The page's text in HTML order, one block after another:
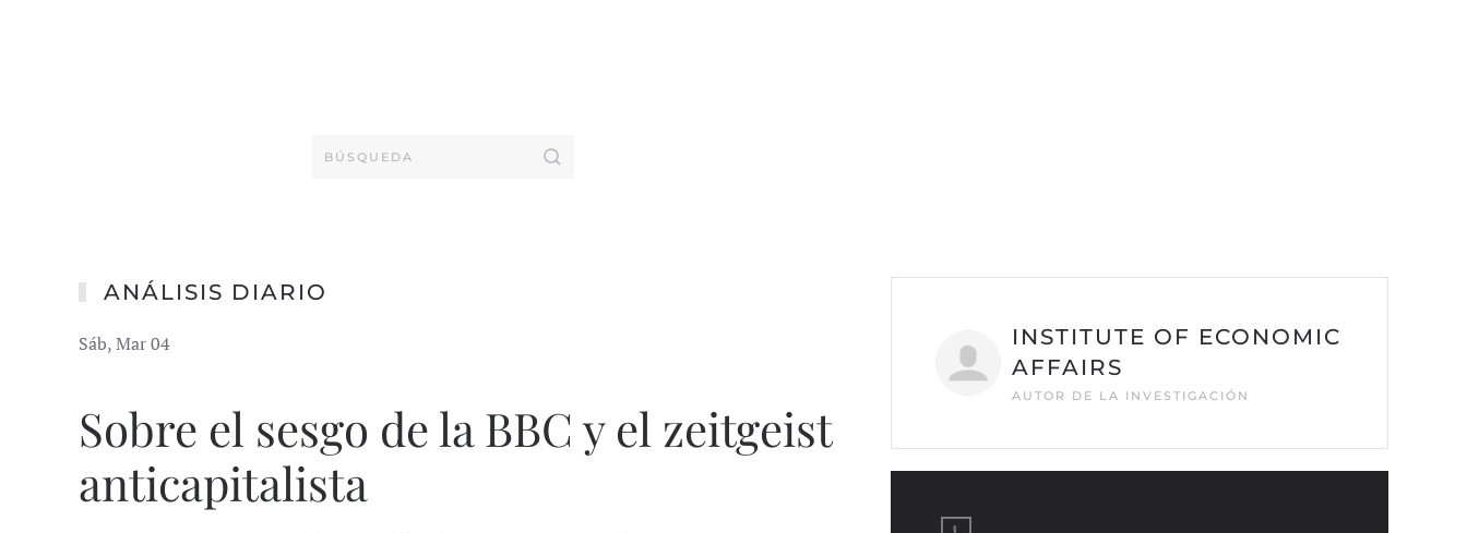
ANÁLISIS DIARIO
Sáb, Mar 04
Sobre el sesgo de la BBC y el zeitgeist
anticapitalista
INSTITUTE OF ECONOMIC
AFFAIRS
AUTOR DE LA INVESTIGACIÓN